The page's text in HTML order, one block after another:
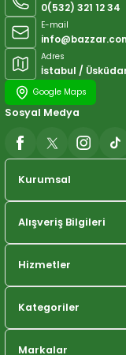
0(532) 321 12 34
E-mail
Adres
İstabul /
Google Maps
Kurumsal
Alışveriş Bilgileri
Hizmetler
Kategoriler
Markalar
Sosyal Medya